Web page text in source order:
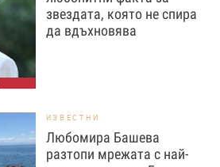
звездата, която не спира
да вдъхновява
ИЗВЕСТНИ
Любомира Башева
разтопи мрежата с най-